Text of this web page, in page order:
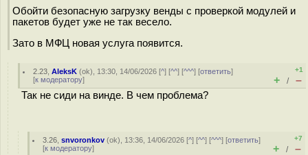
Обойти безопасную загрузку венды с проверкой модулей и
пакетов будет уже не так весело.
Зато в МФЦ новая услуга появится.
2.23 ,AleksK (ok), 13:30, 14/06/2026 [^] [^^] [^^^] [ответить]
[к модератору]
+1
+ / –
Так не сиди на винде. В чем проблема?
3.26 ,snvoronkov (ok), 13:36, 14/06/2026 [^] [^^] [^^^] [ответить]
[к модератору]
+7
+ / –